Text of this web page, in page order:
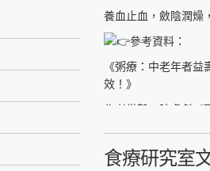
養血止血，斂陰潤燥
參考資料：
《粥療：中老年者
效！》
作者党毅、陳虎彪《
食療研究室
https://
食療研究室